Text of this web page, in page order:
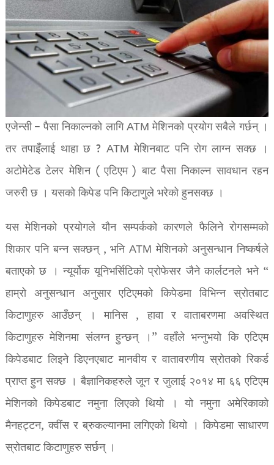
एजेन्सी – पैसा निकाल्नको लागि ATM मेशिनको प्रयोग सबैले गर्छन् ।
तर तपाइँलाई थाहा छ ? ATM मेशिनबाट पनि रोग लाग्न सक्छ ।
अटोमेटेड टेलर मेशिन ( एटिएम ) बाट पैसा निकाल्न सावधान रहन
जरुरी छ । यसको किपेड पनि किटाणुले भरेको हुनसक्छ ।
यस मेशिनको प्रयोगले यौन सम्पर्कको कारणले फैलिने रोगसम्मको
शिकार पनि बन्न सक्छन् , भनि ATM मेशिनको अनुसन्धान निष्कर्षले
बताएको छ । न्यूर्योक यूनिभर्सिटिको प्रोफेसर जैने कार्लटनले भने “
हाम्रो अनुसन्धान अनुसार एटिएमको किपेडमा विभिन्न स्रोतबाट
किटाणुहरु आउँछन् । मानिस , हावा र वाताबरणमा अवस्थित
किटाणुहरु मेशिनमा संलग्न हुन्छन् ।” वहाँले भन्नुभयो कि एटिएम
किपेडबाट लिइने डिएनएबाट मानवीय र वातावरणीय स्रोतको रिकर्ड
प्राप्त हुन सक्छ । बैज्ञानिकहरुले जून र जुलाई २०१४ मा ६६ एटिएम
मेशिनको किपेडबाट नमुना लिएको थियो । यो नमुना अमेरिकाको
मैनहट्टन, क्वींस र ब्रुकल्यानमा लगिएको थियो । किपेडमा साधारण
स्रोतबाट किटाणुहरु सर्छन् ।